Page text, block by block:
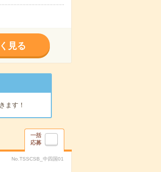
見る
ます！
一括
応募
No.TSSCSB_中四国01